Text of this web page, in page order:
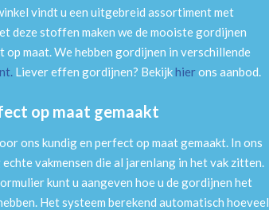
vindt u een uitgebreid assortiment met
deze stoffen maken we de mooiste gordijnen
op maat. We hebben gordijnen in verschillende
. Liever effen gordijnen? Bekijkhierons aanbod.
op maat gemaakt
ons kundig en perfect op maat gemaakt. In ons
vakmensen die al jarenlang in het vak zitten.
kunt u aangeven hoe u de gordijnen het
Het systeem berekend automatisch hoeveel